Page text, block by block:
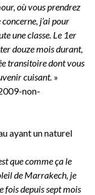
où vous prendrez
j’ai pour
une classe. Le 1er
douze mois durant,
transitoire dont vous
cuisant. »
non-
ayant un naturel
que comme ça le
de Marrakech, je
fois depuis sept mois